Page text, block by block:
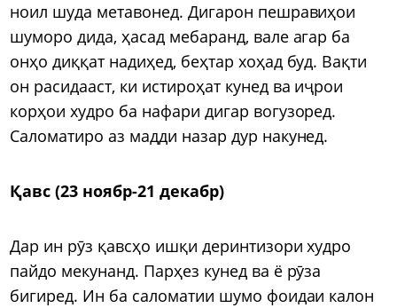
ноил шуда метавонед. Дигарон пешравиҳои
шуморо дида, ҳасад мебаранд, вале агар ба
онҳо диққат надиҳед, беҳтар хоҳад буд. Вақти
он расидааст, ки истироҳат кунед ва иҷрои
корҳои худро ба нафари дигар вогузоред.
Саломатиро аз мадди назар дур накунед.
Қавс (23 ноябр-21 декабр)
Дар ин рӯз қавсҳо ишқи деринтизори худро
пайдо мекунанд. Парҳез кунед ва ё рӯза
бигиред. Ин ба саломатии шумо фоидаи калон